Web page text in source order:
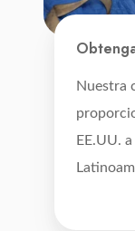
Nuestra
EE.UU.